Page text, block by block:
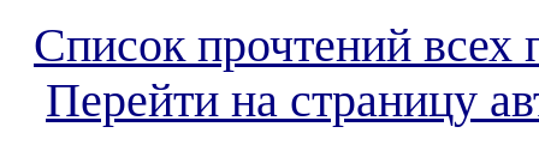
Список прочтений всех
Перейти на страницу